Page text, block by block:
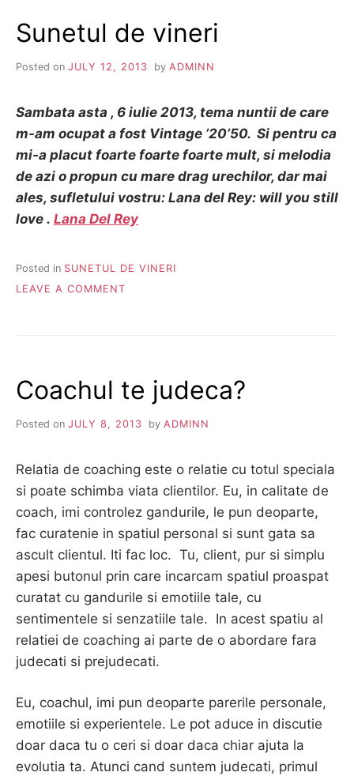
Sunetul de vineri
Posted on JULY 12, 2013 by ADMINN
Sambata asta , 6 iulie 2013, tema nuntii de care
m-am ocupat a fost Vintage ’20’50. Si pentru ca
mi-a placut foarte foarte foarte mult, si melodia
de azi o propun cu mare drag urechilor, dar mai
ales, sufletului vostru: Lana del Rey: will you still
love . Lana Del Rey
Posted in SUNETUL DE VINERI
LEAVE A COMMENT
Coachul te judeca?
Posted on JULY 8, 2013 by ADMINN
Relatia de coaching este o relatie cu totul speciala
si poate schimba viata clientilor. Eu, in calitate de
coach, imi controlez gandurile, le pun deoparte,
fac curatenie in spatiul personal si sunt gata sa
ascult clientul. Iti fac loc. Tu, client, pur si simplu
apesi butonul prin care incarcam spatiul proaspat
curatat cu gandurile si emotiile tale, cu
sentimentele si senzatiile tale. In acest spatiu al
relatiei de coaching ai parte de o abordare fara
judecati si prejudecati.
Eu, coachul, imi pun deoparte parerile personale,
emotiile si experientele. Le pot aduce in discutie
doar daca tu o ceri si doar daca chiar ajuta la
evolutia ta. Atunci cand suntem judecati, primul